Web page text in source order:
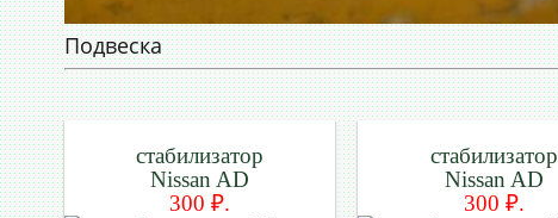
Подвеска
стабилизатор
Nissan AD
300 ₽.
стабилизатор
Nissan AD
300 ₽.